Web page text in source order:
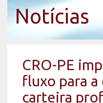
Notícias
CRO-PE
fluxo para a
carteira